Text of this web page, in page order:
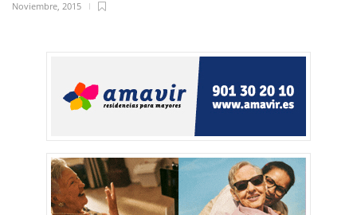
Noviembre, 2015